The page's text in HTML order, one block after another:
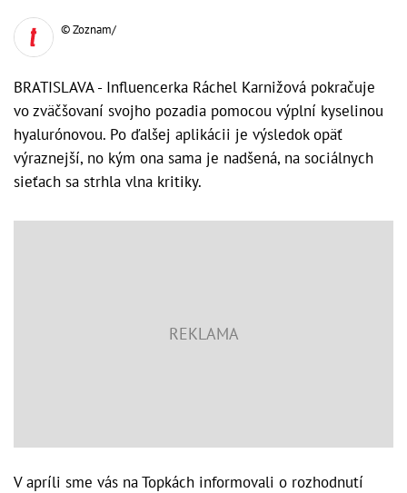
© Zoznam/
BRATISLAVA - Influencerka Ráchel Karnižová pokračuje
vo zväčšovaní svojho pozadia pomocou výplní kyselinou
hyalurónovou. Po ďalšej aplikácii je výsledok opäť
výraznejší, no kým ona sama je nadšená, na sociálnych
sieťach sa strhla vlna kritiky.
V apríli sme vás na Topkách informovali o rozhodnutí